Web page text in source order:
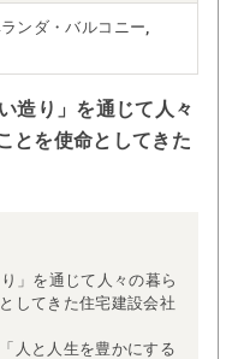
ンダ・バルコニー,
造り」を通じて人々
とを使命としてきた
」を通じて人々の暮ら
してきた住宅建設会社
人と人生を豊かにする